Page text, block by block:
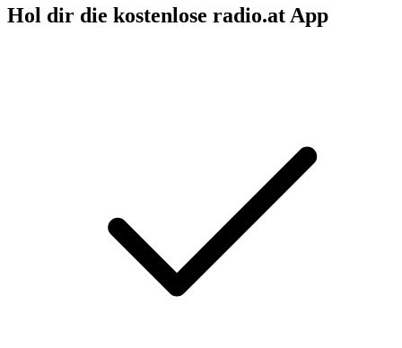
Hol dir die kostenlose radio.at App